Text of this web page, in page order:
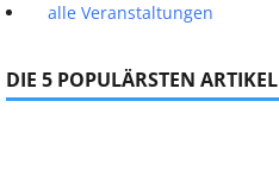
alle Veranstaltungen
DIE 5 POPULÄRSTEN ARTIKEL